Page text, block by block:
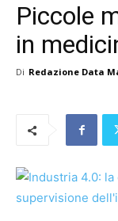
Piccole
in
Di Redazione Data